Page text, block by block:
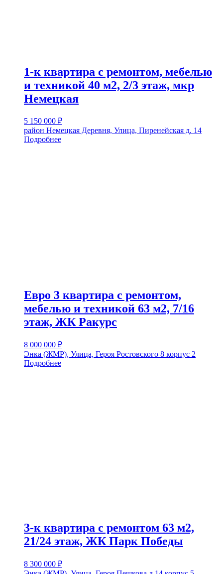
1-к квартира с ремонтом, мебелью
и техникой 40 м2, 2/3 этаж, мкр
Немецкая
5 150 000 ₽
район Немецкая Деревня, Улица, Пиренейская д. 14
Подробнее
Евро 3 квартира с ремонтом,
мебелью и техникой 63 м2, 7/16
этаж, ЖК Ракурс
8 000 000 ₽
Энка (ЖМР), Улица, Героя Ростовского 8 корпус 2
Подробнее
3-к квартира с ремонтом 63 м2,
21/24 этаж, ЖК Парк Победы
8 300 000 ₽